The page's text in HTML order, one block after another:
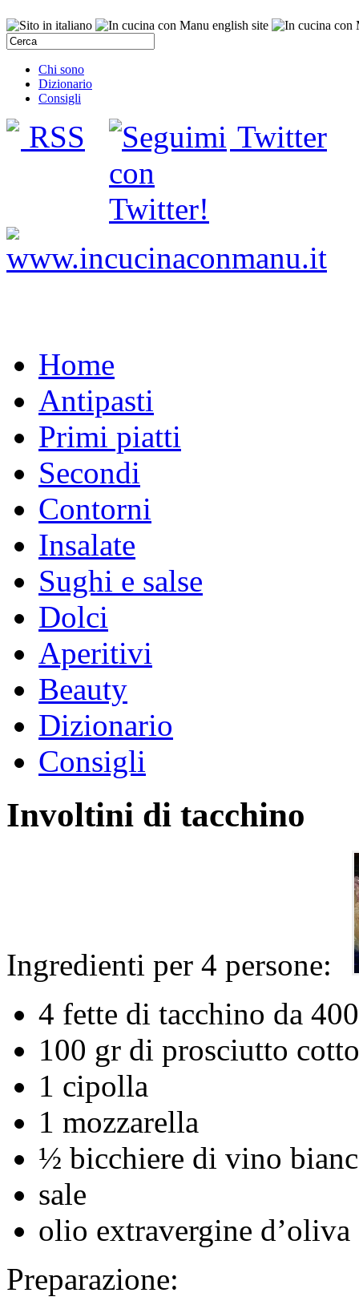
Chi sono
Dizionario
Consigli
RSS Twitter
Home
Antipasti
Primi piatti
Secondi
Contorni
Insalate
Sughi e salse
Dolci
Aperitivi
Beauty
Dizionario
Consigli
Involtini di tacchino
Ingredienti per 4 persone:
4 fette di tacchino da
100 gr di prosciutto cotto
1 cipolla
1 mozzarella
½ bicchiere di vino
sale
olio extravergine d’oliva
Preparazione: